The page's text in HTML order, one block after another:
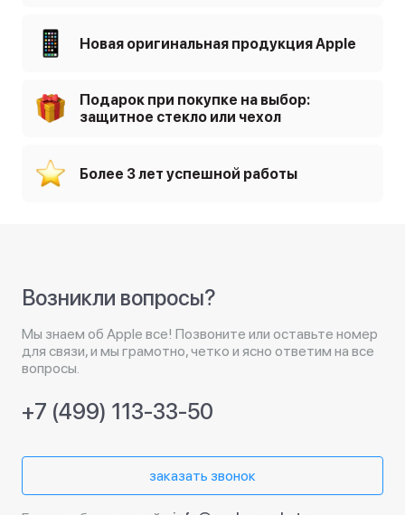
Новая оригинальная продукция Apple
Подарок при покупке на выбор:
защитное стекло или чехол
Более 3 лет успешной работы
Возникли вопросы?
Мы знаем об Apple все! Позвоните или оставьте номер
для связи, и мы грамотно, четко и ясно ответим на все
вопросы.
+7 (499) 113-33-50
заказать звонок